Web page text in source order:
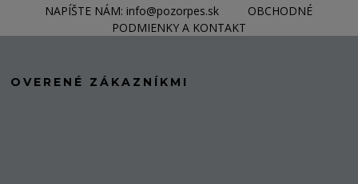
NAPÍŠTE NÁM: info@pozorpes.sk
OBCHODNÉ
PODMIENKY A KONTAKT
OVERENÉ ZÁKAZNÍKMI